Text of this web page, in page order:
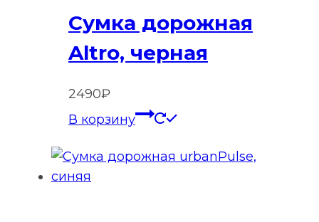
Сумка дорожная
Altro, черная
2490₽
В корзину